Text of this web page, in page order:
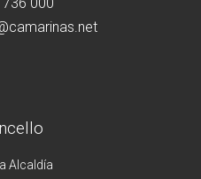
Alcaldía